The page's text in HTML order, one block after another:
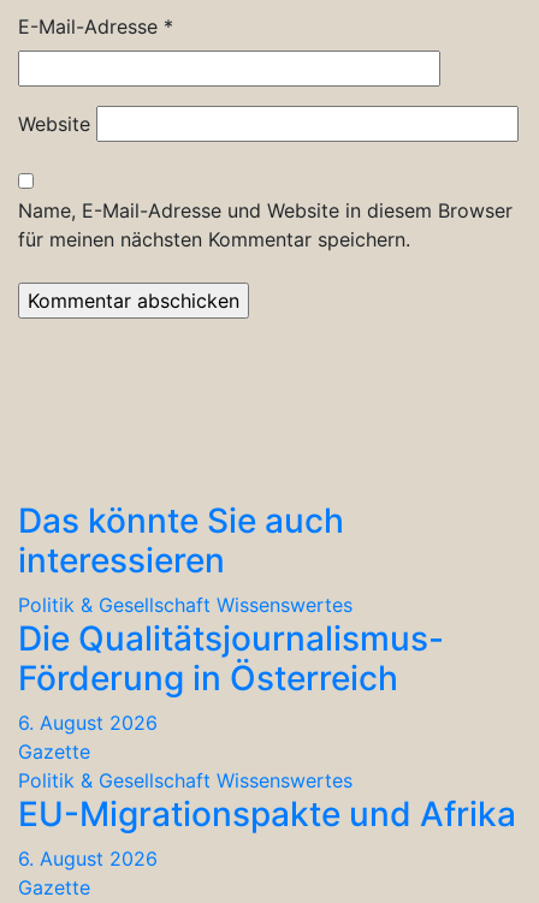
E-Mail-Adresse *
Website
Name, E-Mail-Adresse und Website in diesem Browser
für meinen nächsten Kommentar speichern.
Das könnte Sie auch
interessieren
Politik & Gesellschaft Wissenswertes
Die Qualitätsjournalismus-
Förderung in Österreich
6. August 2026
Gazette
Politik & Gesellschaft Wissenswertes
EU-Migrationspakte und Afrika
6. August 2026
Gazette